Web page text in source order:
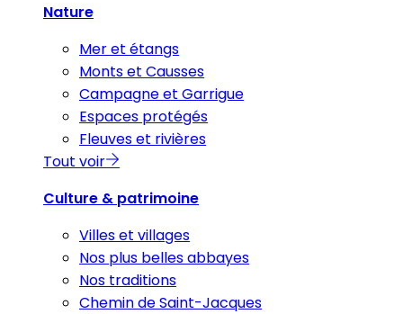
Nature
Mer et étangs
Monts et Causses
Campagne et Garrigue
Espaces protégés
Fleuves et rivières
Tout voir
Culture & patrimoine
Villes et villages
Nos plus belles abbayes
Nos traditions
Chemin de Saint-Jacques